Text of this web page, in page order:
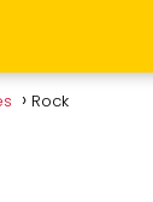
Rock